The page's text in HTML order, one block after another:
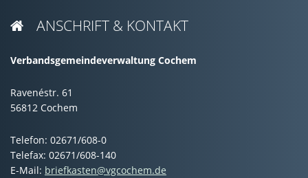
 ANSCHRIFT & KONTAKT
Verbandsgemeindeverwaltung Cochem
Ravenéstr. 61
56812 Cochem
Telefon: 02671/608-0
Telefax: 02671/608-140
E-Mail: briefkasten@vgcochem.de